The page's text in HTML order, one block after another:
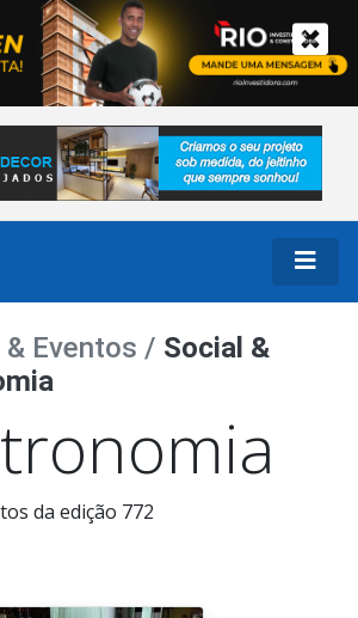
& Eventos / Social &
da edição 772